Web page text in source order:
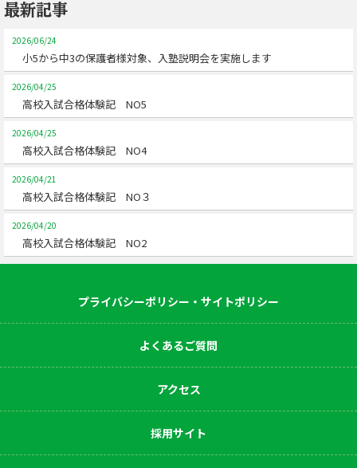
最新記事
2026/06/24
小5から中3の保護者様対象、入塾説明会を実施します
2026/04/25
高校入試合格体験記 NO5
2026/04/25
高校入試合格体験記 NO4
2026/04/21
高校入試合格体験記 NO３
2026/04/20
高校入試合格体験記 NO2
プライバシーポリシー・サイトポリシー
よくあるご質問
アクセス
採用サイト